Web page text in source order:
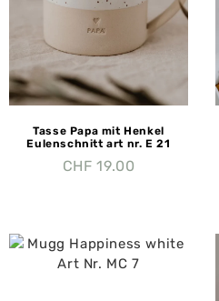
Tasse Papa mit Henkel
Eulenschnitt art nr. E 21
CHF 19.00